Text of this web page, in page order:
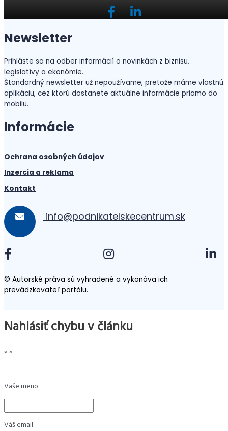
Newsletter
Prihláste sa na odber informácií o novinkách z biznisu,
legislatívy a ekonómie.
Štandardný newsletter už nepoužívame, pretože máme vlastnú
aplikáciu, cez ktorú dostanete aktuálne informácie priamo do
mobilu.
Informácie
Ochrana osobných údajov
Inzercia a reklama
Kontakt
info@podnikatelskecentrum.sk
© Autorské práva sú vyhradené a vykonáva ich
prevádzkovateľ portálu.
Nahlásiť chybu v článku
«»
Vaše meno
Váš email